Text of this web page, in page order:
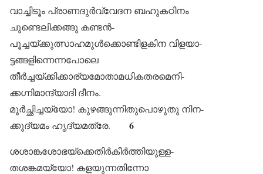
വാച്ചിടൂം പ്രാണദുർവ്വേദന ബഹുകഠിനം
ചുണ്ടെലിക്കങ്ങു കണ്ടൻ-
പൂച്ചയ്ക്കുത്സാഹമുൾക്കൊണ്ടിളകിന വിളയാ-
ട്ടങ്ങളിന്നെന്നപോലെ
തീർച്ചയ്ക്കിക്കാര്യമോതാമധികതരമെനി-
ക്കഗ്നിമാന്ദ്യാദി ദീനം.
മൂർച്ഛിച്ചയ്യോ! കുഴങ്ങുന്നിതുപൊഴുതു നിന-
ക്കുദ്യമം ഹൃദ്യമത്രേ.
6
ശശാങ്കശോഭയ്ക്കെതിർകീർത്തിയുള്ള-
തശങ്കമയ്യോ! കളയുന്നതിന്നോ